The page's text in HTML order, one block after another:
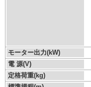
モーター出力(kW)
電 源(V)
定格荷重(kg)